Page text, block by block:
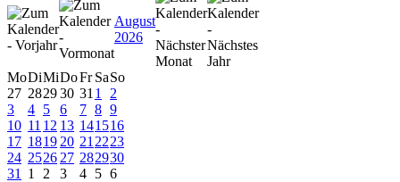
August
2026
MoDiMiDoFr SaSo
27 282930 31 1
2
3
4 5 6 7 8 9
10 11 12 13 141516
17 1819 20 21 2223
24 2526 27 282930
31
1 2 3 4 5 6